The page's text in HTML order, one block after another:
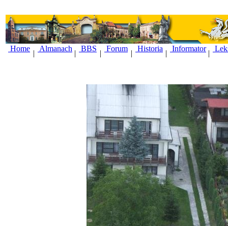
Home
|
Almanach
|
BBS
|
Forum
|
Historia
|
Informator
|